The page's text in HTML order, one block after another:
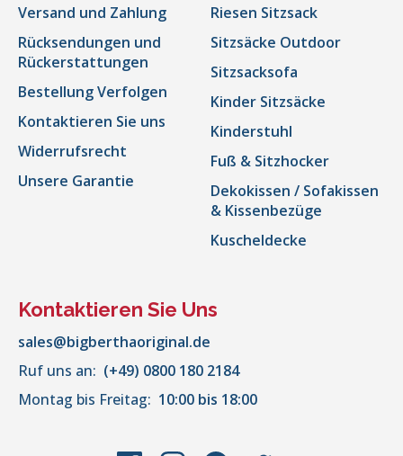
Versand und Zahlung
Rücksendungen und
Rückerstattungen
Bestellung Verfolgen
Kontaktieren Sie uns
Widerrufsrecht
Unsere Garantie
Riesen Sitzsack
Sitzsäcke Outdoor
Sitzsacksofa
Kinder Sitzsäcke
Kinderstuhl
Fuß & Sitzhocker
Dekokissen / Sofakissen
& Kissenbezüge
Kuscheldecke
Kontaktieren Sie Uns
sales@bigberthaoriginal.de
Ruf uns an: (+49) 0800 180 2184
Montag bis Freitag: 10:00 bis 18:00